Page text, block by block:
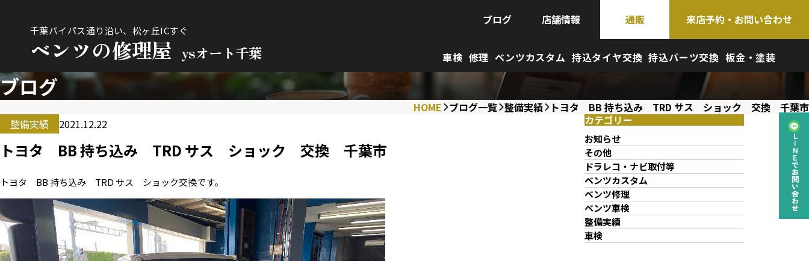
千葉バイパス通り沿い、松ヶ丘ICすぐ
ベンツの修理屋 ysオート千葉
ブログ 店舗情報 通販 来店予約・お問い合わせ
車検 修理 ベンツカスタム 持込タイヤ交換 持込パーツ交換 板金・塗装
LINEでお問い合わせ
ブログ
HOME ブログ一覧 整備実績
トヨタ BB 持ち込み TRD サス ショック 交換 千葉市
整備実績
2021.12.22
トヨタ BB 持ち込み TRD サス ショック 交換 千葉市
トヨタ BB 持ち込み TRD サス ショック交換です。
カテゴリー
お知らせ
その他
ドラレコ・ナビ取付等
ベンツカスタム
ベンツ修理
ベンツ車検
整備実績
車検